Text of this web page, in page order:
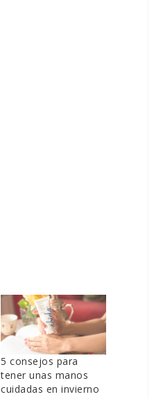
5 consejos para
tener unas manos
cuidadas en invierno